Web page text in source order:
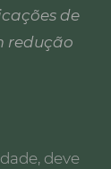
de
redução
deve